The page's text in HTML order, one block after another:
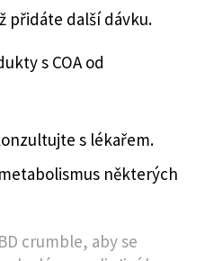
přidáte další dávku.
s COA od
s lékařem.
některých
crumble, aby se